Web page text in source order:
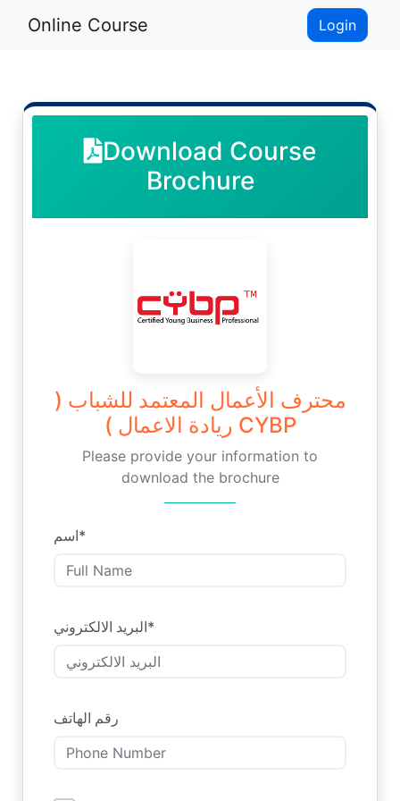
Online Course Login
Download Course
Brochure
محترف الأعمال المعتمد للشباب (
ريادة الاعمال ) CYBP
Please provide your information to
download the brochure
اسم*
البريد الالكتروني*
رقم الهاتف